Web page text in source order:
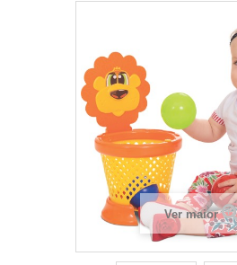
Ver maior